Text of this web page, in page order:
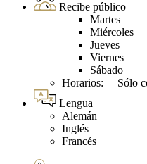
Recibe público
Martes
Miércoles
Jueves
Viernes
Sábado
Horarios: Sólo
Lengua
Alemán
Inglés
Francés